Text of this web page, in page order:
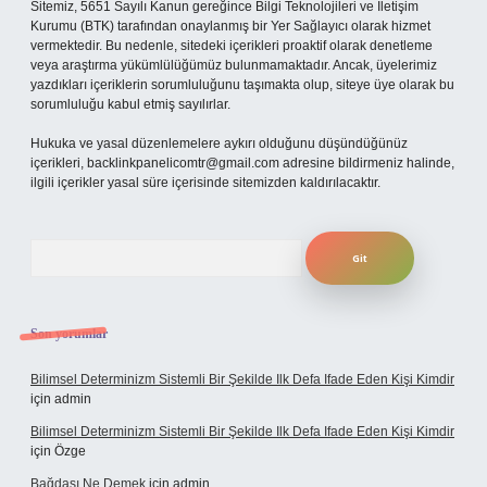
Sitemiz, 5651 Sayılı Kanun gereğince Bilgi Teknolojileri ve İletişim
Kurumu (BTK) tarafından onaylanmış bir Yer Sağlayıcı olarak hizmet
vermektedir. Bu nedenle, sitedeki içerikleri proaktif olarak denetleme
veya araştırma yükümlülüğümüz bulunmamaktadır. Ancak, üyelerimiz
yazdıkları içeriklerin sorumluluğunu taşımakta olup, siteye üye olarak bu
sorumluluğu kabul etmiş sayılırlar.
Hukuka ve yasal düzenlemelere aykırı olduğunu düşündüğünüz
içerikleri, backlinkpanelicomtr@gmail.com adresine bildirmeniz halinde,
ilgili içerikler yasal süre içerisinde sitemizden kaldırılacaktır.
Son yorumlar
Bilimsel Determinizm Sistemli Bir Şekilde Ilk Defa Ifade Eden Kişi Kimdir
için admin
Bilimsel Determinizm Sistemli Bir Şekilde Ilk Defa Ifade Eden Kişi Kimdir
için Özge
Bağdaşı Ne Demek için admin